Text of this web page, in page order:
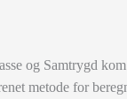
og Samtrygd kom
metode for